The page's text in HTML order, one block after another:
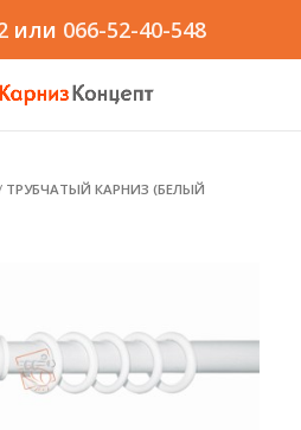
или 066-52-40-548
ТРУБЧАТЫЙ КАРНИЗ (БЕЛЫЙ